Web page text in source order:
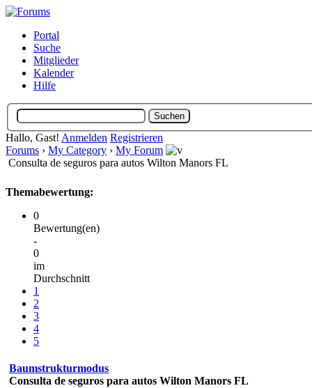
Portal
Suche
Mitglieder
Kalender
Hilfe
Hallo, Gast! Anmelden Registrieren
Forums › My Category › My Forum
Consulta de seguros para autos Wilton Manors FL
Themabewertung:
0
Bewertung(en)
-
0
im
Durchschnitt
1
2
3
4
5
Baumstrukturmodus
Consulta de seguros para autos Wilton Manors FL